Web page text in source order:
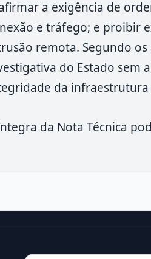
a exigência de
e tráfego; e proibir
remota. Segundo
do Estado sem
da infraestrutura
da Nota Técnica